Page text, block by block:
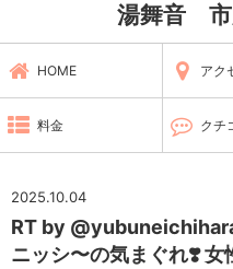
湯舞音 市
HOME アク
料金 クチ
2025.10.04
RT by
ニッシ〜の気まぐれ❣️